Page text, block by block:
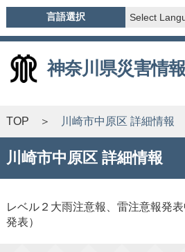
言語選択 Select
神奈川県災害情
TOP 川崎市中原区 詳細情報
川崎市中原区 詳細情報
レベル２大雨注意報、雷注意報発
発表）